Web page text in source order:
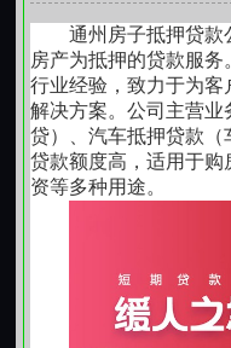
（2.15%-2.35%）
2.15% 起、招商银
银行 2.31% 起，优
信无逾期、流水充
主流梯队（2.3%-
2.45% 起、民生银
银行 2.45% 起，
普惠 / 信用贷（
贷 2.35%-2.8%，
2.5%-3.2%，单户
2. 利率变化关键驱
银行评估价： 900万（
可贷额度： 630万（评
最终只批了600万
损失：少贷100万，错
低利率只是表面，真
通州房子抵押贷款
房产为抵押的贷款服
行业经验，致力于为客
解决方案。公司主营
贷）、汽车抵押贷款（
贷款额度高，适用于购
资等多种用途。